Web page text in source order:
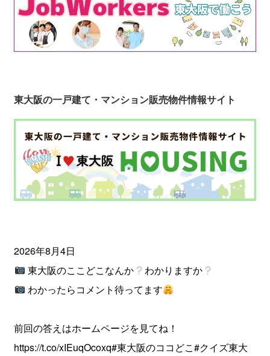
東大阪の一戸建て・マンション販売物件情報サイト
2026年8月4日
東大阪のここどこなんか
わかりますか
わかったらコメント待ってます
前回の答えはホームページを見てね！
https://t.co/xIEuqOcoxq#東大阪のココどこ#クイズ東大